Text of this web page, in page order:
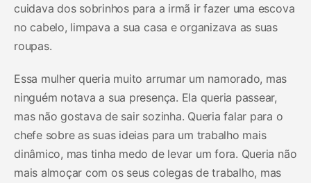
cuidava dos sobrinhos para a irmã ir fazer uma escova
no cabelo, limpava a sua casa e organizava as suas
roupas.
Essa mulher queria muito arrumar um namorado, mas
ninguém notava a sua presença. Ela queria passear,
mas não gostava de sair sozinha. Queria falar para o
chefe sobre as suas ideias para um trabalho mais
dinâmico, mas tinha medo de levar um fora. Queria não
mais almoçar com os seus colegas de trabalho, mas